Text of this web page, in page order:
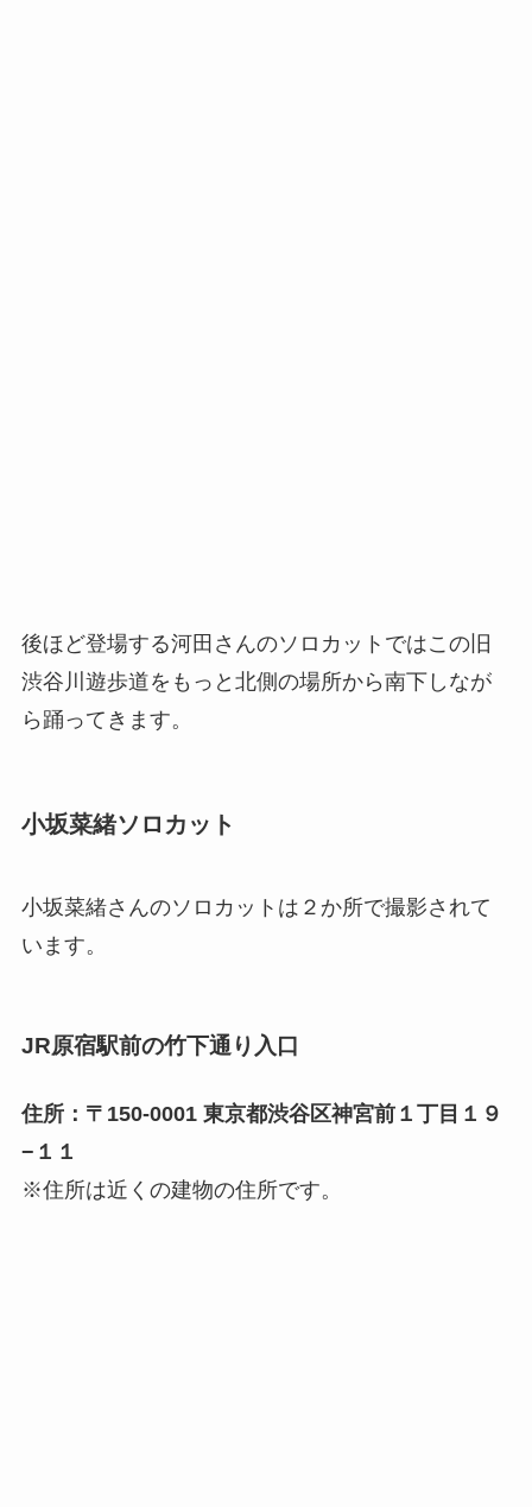
後ほど登場する河田さんのソロカットではこの旧
渋谷川遊歩道をもっと北側の場所から南下しなが
ら踊ってきます。
小坂菜緒ソロカット
小坂菜緒さんのソロカットは２か所で撮影されて
います。
JR原宿駅前の竹下通り入口
住所：〒150-0001 東京都渋谷区神宮前１丁目１９
−１１
※住所は近くの建物の住所です。